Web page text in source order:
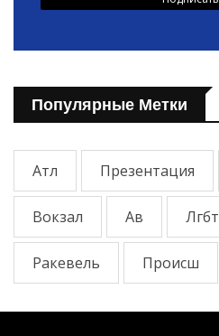
Популярные Метки
Атл Презентация
Вокзал Ав Лгбт
Ракевель Происш